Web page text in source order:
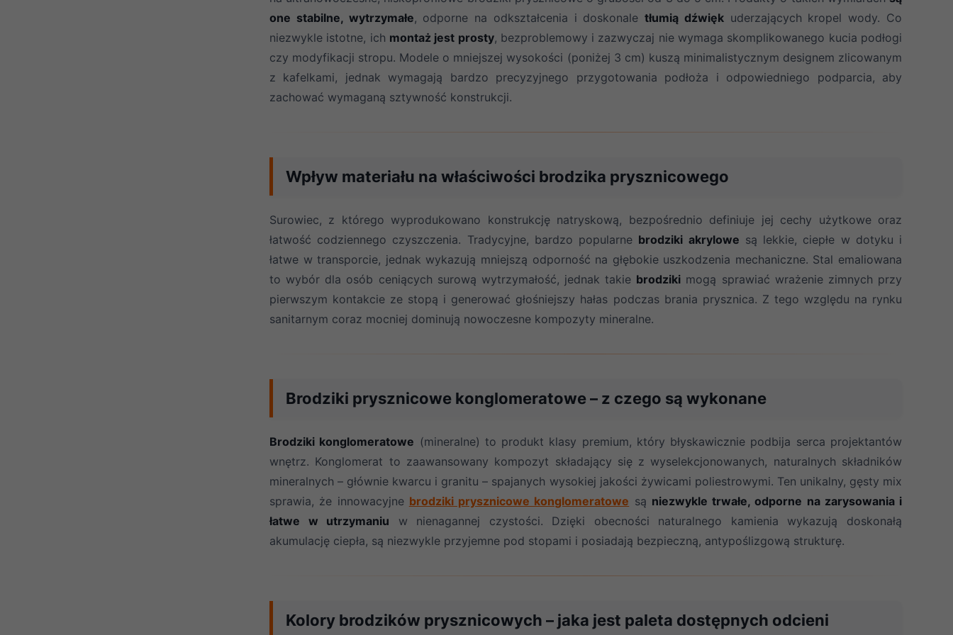
one stabilne, wytrzymałe, odporne na odkształcenia i doskonaletłumią dźwiękuderzających kropel wody. Co
niezwykle istotne, ich montaż jest prosty, bezproblemowy i zazwyczaj nie wymaga skomplikowanego kucia podłogi
czy modyfikacji stropu. Modele o mniejszej wysokości (poniżej 3 cm) kuszą minimalistycznym designem zlicowanym
z kafelkami, jednak wymagają bardzo precyzyjnego przygotowania podłoża i odpowiedniego podparcia, aby
zachować wymaganą sztywność konstrukcji.
Wpływ materiału na właściwości brodzika prysznicowego
Surowiec, z którego wyprodukowano konstrukcję natryskową, bezpośrednio definiuje jej cechy użytkowe oraz
łatwość codziennego czyszczenia. Tradycyjne, bardzo popularne brodziki akrylowe są lekkie, ciepłe w dotyku i
łatwe w transporcie, jednak wykazują mniejszą odporność na głębokie uszkodzenia mechaniczne. Stal emaliowana
to wybór dla osób ceniących surową wytrzymałość, jednak takie brodziki mogą sprawiać wrażenie zimnych przy
pierwszym kontakcie ze stopą i generować głośniejszy hałas podczas brania prysznica. Z tego względu na rynku
sanitarnym coraz mocniej dominują nowoczesne kompozyty mineralne.
Brodziki prysznicowe konglomeratowe – z czego są wykonane
Brodziki konglomeratowe (mineralne) to produkt klasy premium, który błyskawicznie podbija serca projektantów
wnętrz. Konglomerat to zaawansowany kompozyt składający się z wyselekcjonowanych, naturalnych składników
mineralnych – głównie kwarcu i granitu – spajanych wysokiej jakości żywicami poliestrowymi. Ten unikalny, gęsty mix
sprawia, że innowacyjne brodziki prysznicowe konglomeratowe są niezwykle trwałe, odporne na zarysowania i
łatwe w utrzymaniu w nienagannej czystości. Dzięki obecności naturalnego kamienia wykazują doskonałą
akumulację ciepła, są niezwykle przyjemne pod stopami i posiadają bezpieczną, antypoślizgową strukturę.
Kolory brodzików prysznicowych – jaka jest paleta dostępnych odcieni